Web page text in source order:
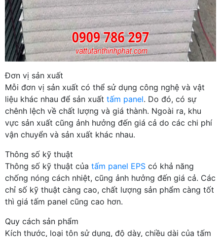
Đơn vị sản xuất
Mỗi đơn vị sản xuất có thể sử dụng công nghệ và vật
liệu khác nhau để sản xuất tấm panel. Do đó, có sự
chênh lệch về chất lượng và giá thành. Ngoài ra, khu
vực sản xuất cũng ảnh hưởng đến giá cả do các chi phí
vận chuyển và sản xuất khác nhau.
Thông số kỹ thuật
Thông số kỹ thuật của tấm panel EPS có khả năng
chống nóng cách nhiệt, cũng ảnh hưởng đến giá cả. Các
chỉ số kỹ thuật càng cao, chất lượng sản phẩm càng tốt
thì giá tấm panel cũng cao hơn.
Quy cách sản phẩm
Kích thước, loại tôn sử dụng, độ dày, chiều dài của tấm